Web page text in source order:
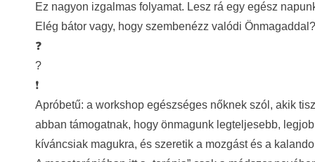
Ez nagyon izgalmas folyamat. Lesz rá egy egész
Elég bátor vagy, hogy szembenézz valódi Önmagaddal?
❓
?
❗
Apróbetű: a workshop egészséges nőknek szól, akik
abban támogatnak, hogy önmagunk legteljesebb,
kíváncsiak magukra, és szeretik a mozgást és a